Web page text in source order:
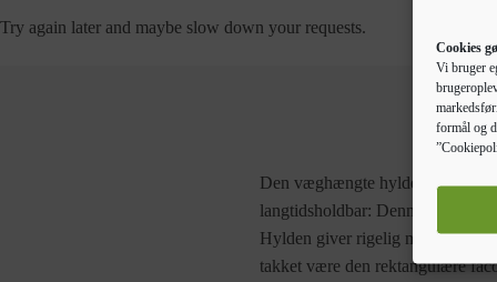
Cookies
Vi bruger
formål og
Try again later and maybe slow down your requests.
Den væghængte hylde kan
langtidsholdbar: Denne hylde
Hylden giver rigelig med plads
takket være den rektangulære